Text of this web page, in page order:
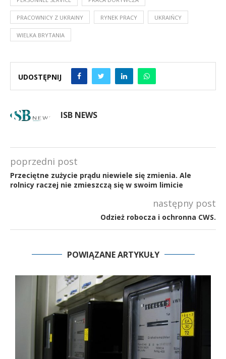
PRACOWNICY Z UKRAINY RYNEK PRACY UKRAIŃCY
WIELKA BRYTANIA
UDOSTĘPNIJ
ISB NEWS
poprzedni post
Przeciętne zużycie prądu niewiele się zmienia. Ale
rolnicy raczej nie zmieszczą się w swoim limicie
następny post
Odzież robocza i ochronna CWS.
POWIĄZANE ARTYKUŁY